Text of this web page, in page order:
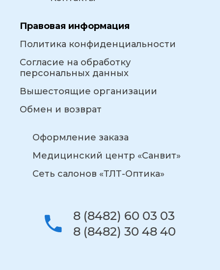
Правовая информация
Политика конфиденциальности
Согласие на обработку
персональных данных
Вышестоящие организации
Обмен и возврат
Оформление заказа
Медицинский центр «Санвит»
Сеть салонов «ТЛТ-Оптика»
8 (8482) 60 03 03
8 (8482) 30 48 40